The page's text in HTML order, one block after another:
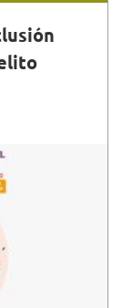
a los
hablar
Te